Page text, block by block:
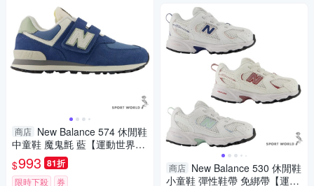
商店 New Balance 574 休閒鞋
中童鞋 魔鬼氈 藍【運動世界】
PV574BLE-W
$993 81折
限時下殺 券
商店 New Balance 530 休閒鞋
小童鞋 彈性鞋帶 免綁帶【運動